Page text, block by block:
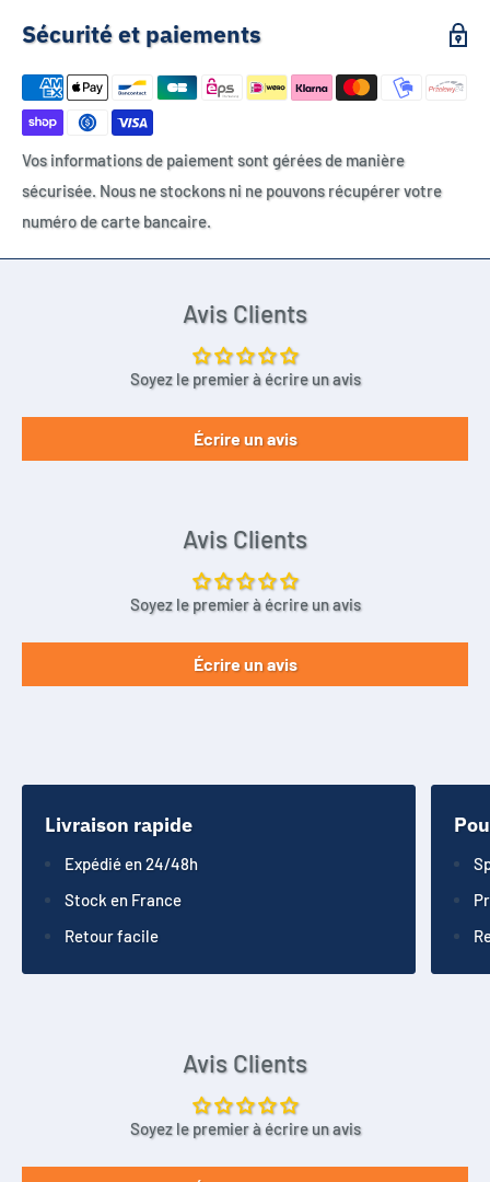
Sécurité et paiements
Vos informations de paiement sont gérées de manière
sécurisée. Nous ne stockons ni ne pouvons récupérer votre
numéro de carte bancaire.
Avis Clients
Soyez le premier à écrire un avis
Écrire un avis
Avis Clients
Soyez le premier à écrire un avis
Écrire un avis
Livraison rapide
Expédié en 24/48h
Stock en France
Retour facile
Avis Clients
Soyez le premier à écrire un avis